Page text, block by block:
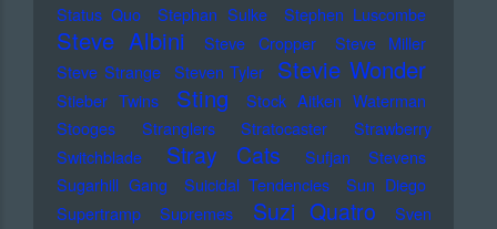
Status Quo
Stephan Sulke Stephen Luscombe
Steve Albini Steve Cropper
Steve Miller
Steve Strange Steven Tyler Stevie Wonder
Stieber Twins Sting
Stock Aitken Waterman
Stooges
Stranglers Stratocaster
Strawberry
Switchblade
Stray Cats
Sufjan Stevens
Sugarhill Gang
Suicidal Tendencies
Sun Diego
Supertramp
Supremes Suzi Quatro
Sven